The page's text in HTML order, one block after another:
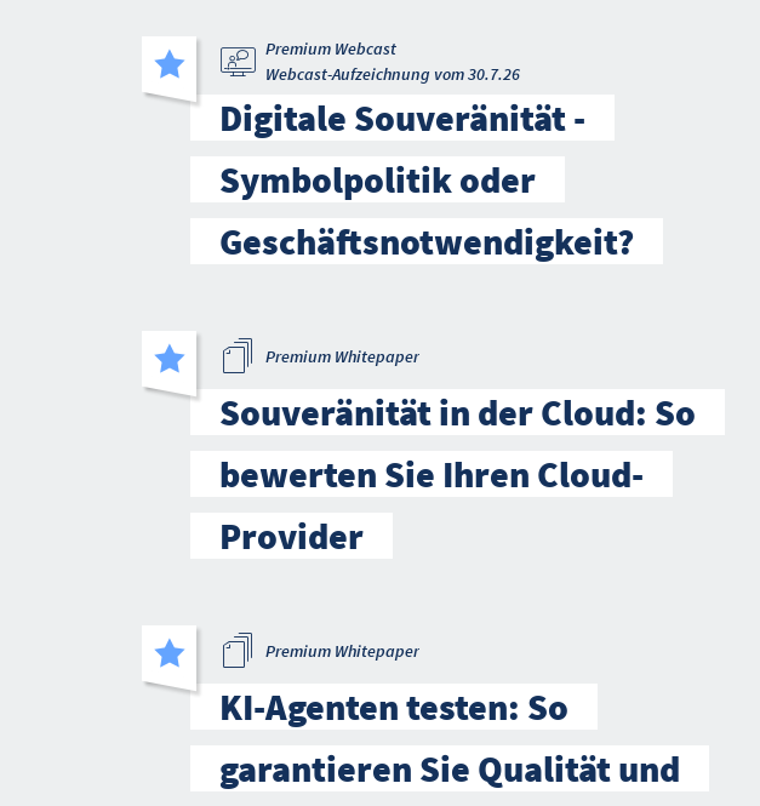
Premium Webcast
Webcast-Aufzeichnung vom 30.7.26
Digitale Souveränität -
Symbolpolitik oder
Geschäftsnotwendigkeit?
Premium Whitepaper
Souveränität in der Cloud: So
bewerten Sie Ihren Cloud-
Provider
Premium Whitepaper
KI-Agenten testen: So
garantieren Sie Qualität und